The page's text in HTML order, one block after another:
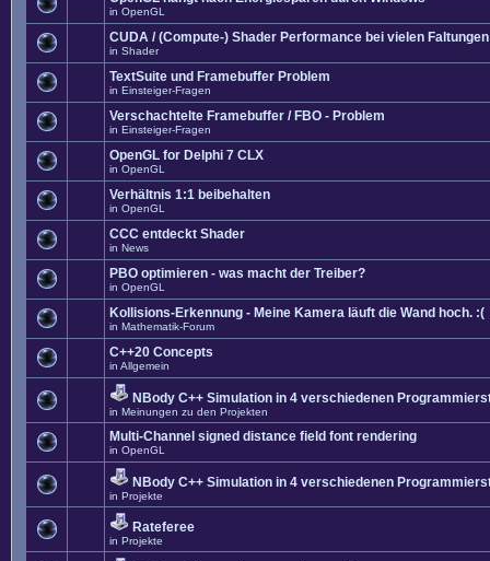
in OpenGL
CUDA / (Compute-) Shader Performance bei vielen Faltungen
in Shader
TextSuite und Framebuffer Problem
in Einsteiger-Fragen
Verschachtelte Framebuffer / FBO - Problem
in Einsteiger-Fragen
OpenGL for Delphi 7 CLX
in OpenGL
Verhältnis 1:1 beibehalten
in OpenGL
CCC entdeckt Shader
in News
PBO optimieren - was macht der Treiber?
in OpenGL
Kollisions-Erkennung - Meine Kamera läuft die Wand hoch. :(
in Mathematik-Forum
C++20 Concepts
in Allgemein
NBody C++ Simulation in 4 verschiedenen
in Meinungen zu den Projekten
Multi-Channel signed distance field font rendering
in OpenGL
NBody C++ Simulation in 4 verschiedenen
in Projekte
Rateferee
in Projekte